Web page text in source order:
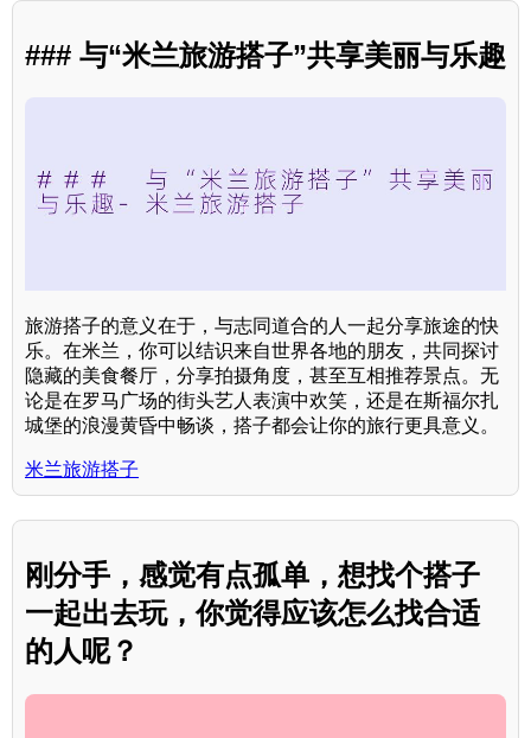
### 与“米兰旅游搭子”共享美丽与乐趣
旅游搭子的意义在于，与志同道合的人一起分享旅途的快
乐。在米兰，你可以结识来自世界各地的朋友，共同探讨
隐藏的美食餐厅，分享拍摄角度，甚至互相推荐景点。无
论是在罗马广场的街头艺人表演中欢笑，还是在斯福尔扎
城堡的浪漫黄昏中畅谈，搭子都会让你的旅行更具意义。
米兰旅游搭子
刚分手，感觉有点孤单，想找个搭子
一起出去玩，你觉得应该怎么找合适
的人呢？